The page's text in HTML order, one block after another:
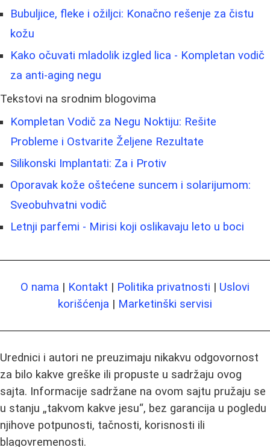
Bubuljice, fleke i ožiljci: Konačno rešenje za čistu
kožu
Kako očuvati mladolik izgled lica - Kompletan vodič
za anti-aging negu
Tekstovi na srodnim blogovima
Kompletan Vodič za Negu Noktiju: Rešite
Probleme i Ostvarite Željene Rezultate
Silikonski Implantati: Za i Protiv
Oporavak kože oštećene suncem i solarijumom:
Sveobuhvatni vodič
Letnji parfemi - Mirisi koji oslikavaju leto u boci
O nama | Kontakt | Politika privatnosti | Uslovi
korišćenja | Marketinški servisi
Urednici i autori ne preuzimaju nikakvu odgovornost
za bilo kakve greške ili propuste u sadržaju ovog
sajta. Informacije sadržane na ovom sajtu pružaju se
u stanju „takvom kakve jesu“, bez garancija u pogledu
njihove potpunosti, tačnosti, korisnosti ili
blagovremenosti.